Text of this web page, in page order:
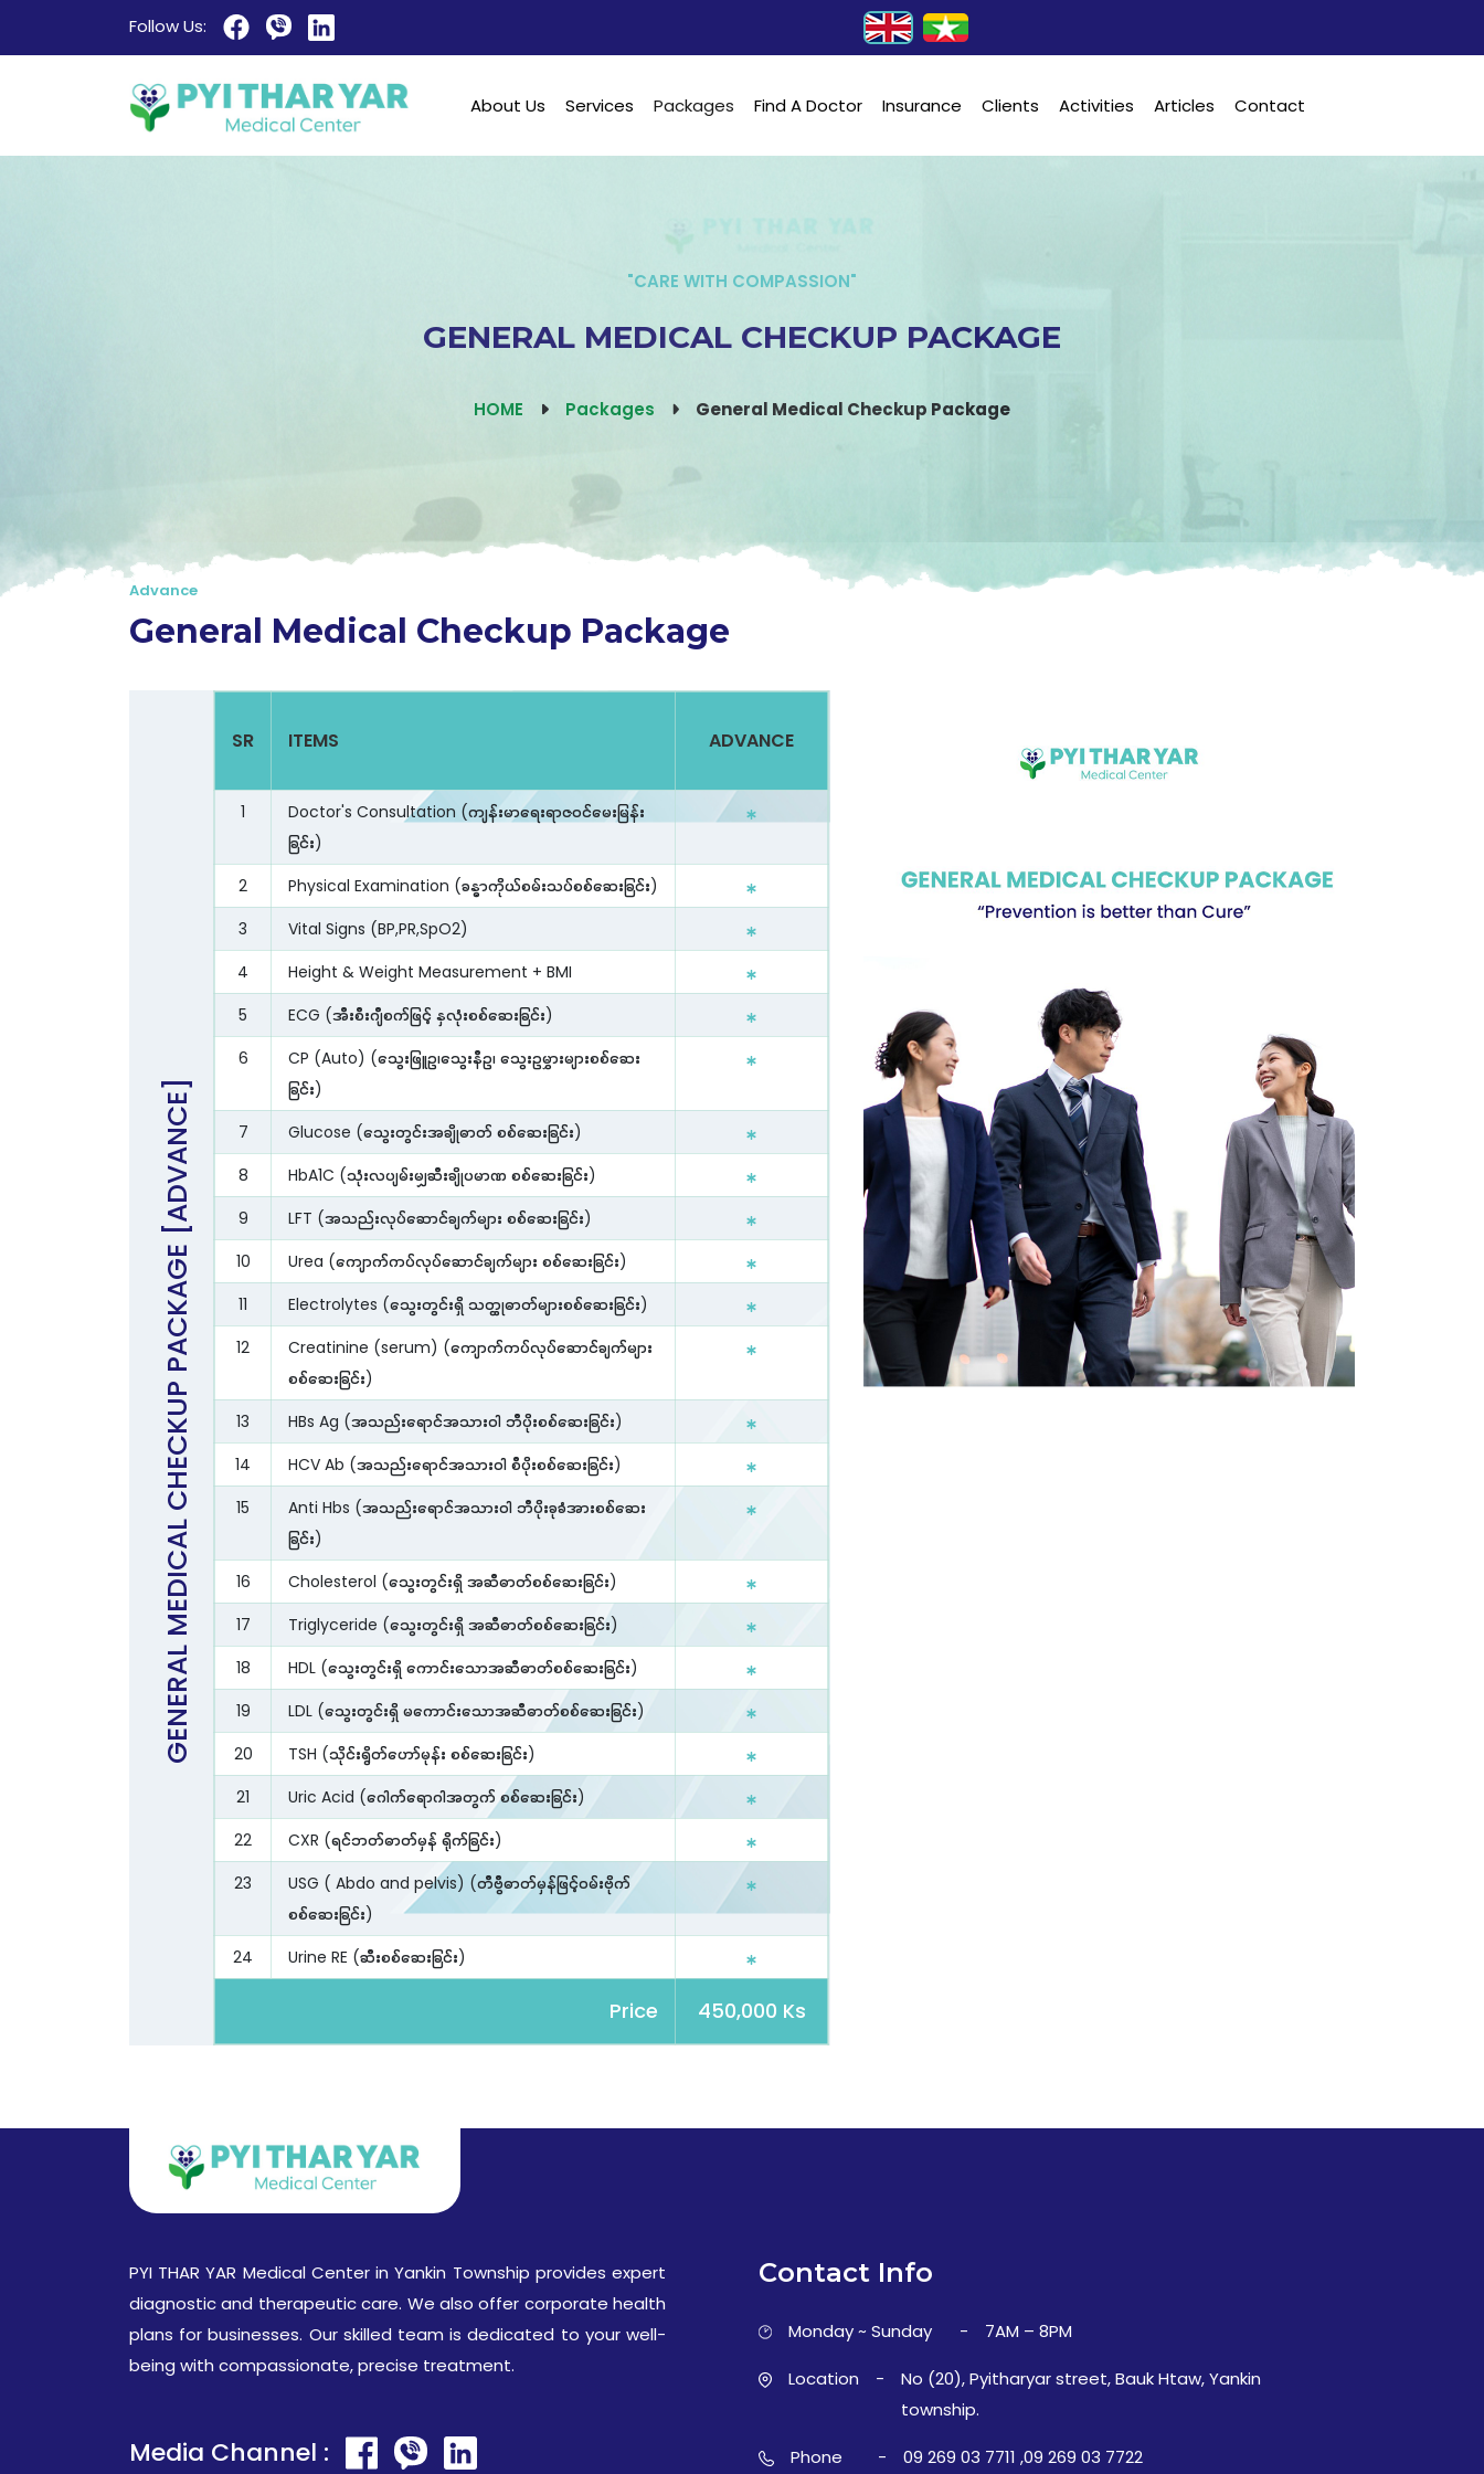
Follow Us:
About Us Services Packages Find A Doctor Insurance Clients Activities Articles Contact
"CARE WITH COMPASSION"
GENERAL MEDICAL CHECKUP PACKAGE
HOME Packages General Medical Checkup Package
Advance
General Medical Checkup Package
GENERAL MEDICAL CHECKUP PACKAGE [ADVANCE]
SR ITEMS ADVANCE
1
Doctor's Consultation (ကျန်းမာရေးရာဇဝင်မေးမြန်း
ခြင်း)
2
Physical Examination (ခန္ဓာကိုယ်စမ်းသပ်စစ်ဆေးခြင်း)
3
Vital Signs (BP,PR,SpO2)
4
Height & Weight Measurement + BMI
5
ECG (အီးစီးဂျီစက်ဖြင့် နှလုံးစစ်ဆေးခြင်း)
6
CP (Auto) (သွေးဖြူဥ၊သွေးနီဥ၊ သွေးဥမွှားများစစ်ဆေး
ခြင်း)
7
Glucose (သွေးတွင်းအချိုဓာတ် စစ်ဆေးခြင်း)
8
HbA1C (သုံးလပျမ်းမျှဆီးချိုပမာဏ စစ်ဆေးခြင်း)
9
LFT (အသည်းလုပ်ဆောင်ချက်များ စစ်ဆေးခြင်း)
10
Urea (ကျောက်ကပ်လုပ်ဆောင်ချက်များ စစ်ဆေးခြင်း)
11
Electrolytes (သွေးတွင်းရှိ သတ္ထုဓာတ်များစစ်ဆေးခြင်း)
12
Creatinine (serum) (ကျောက်ကပ်လုပ်ဆောင်ချက်များ
စစ်ဆေးခြင်း)
13
HBs Ag (အသည်းရောင်အသား၀ါ ဘီပိုးစစ်ဆေးခြင်း)
14
HCV Ab (အသည်းရောင်အသား၀ါ စီပိုးစစ်ဆေးခြင်း)
15
Anti Hbs (အသည်းရောင်အသား၀ါ ဘီပိုးခုခံအားစစ်ဆေး
ခြင်း)
16
Cholesterol (သွေးတွင်းရှိ အဆီဓာတ်စစ်ဆေးခြင်း)
17
Triglyceride (သွေးတွင်းရှိ အဆီဓာတ်စစ်ဆေးခြင်း)
18
HDL (သွေးတွင်းရှိ ကောင်းသောအဆီဓာတ်စစ်ဆေးခြင်း)
19
LDL (သွေးတွင်းရှိ မကောင်းသောအဆီဓာတ်စစ်ဆေးခြင်း)
20
TSH (သိုင်းရွိတ်ဟော်မုန်း စစ်ဆေးခြင်း)
21
Uric Acid (ဂေါက်ရောဂါအတွက် စစ်ဆေးခြင်း)
22
CXR (ရင်ဘတ်ဓာတ်မှန် ရိုက်ခြင်း)
23
USG ( Abdo and pelvis) (တီဗွီဓာတ်မှန်ဖြင့်၀မ်းဗိုက်
စစ်ဆေးခြင်း)
24
Urine RE (ဆီးစစ်ဆေးခြင်း)
Price 450,000 Ks
PYI THAR YAR Medical Center in Yankin Township provides expert
diagnostic and therapeutic care. We also offer corporate health
plans for businesses. Our skilled team is dedicated to your well-
being with compassionate, precise treatment.
Media Channel :
Contact Info
Monday ~ Sunday - 7AM – 8PM
Location -
No (20), Pyitharyar street, Bauk Htaw, Yankin
township.
Phone - 09 269 03 7711 ,09 269 03 7722